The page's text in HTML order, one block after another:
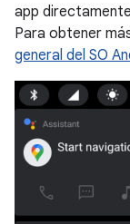
app
Para obtener
general del SO